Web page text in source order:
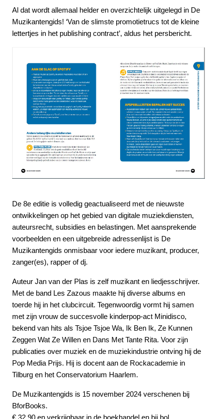
Al dat wordt allemaal helder en overzichtelijk uitgelegd in De
Muzikantengids! ‘Van de slimste promotietrucs tot de kleine
lettertjes in het publishing contract’, aldus het persbericht.
De 8e editie is volledig geactualiseerd met de nieuwste
ontwikkelingen op het gebied van digitale muziekdiensten,
auteursrecht, subsidies en belastingen. Met aansprekende
voorbeelden en een uitgebreide adressenlijst is De
Muzikantengids onmisbaar voor iedere muzikant, producer,
zanger(es), rapper of dj.
Auteur Jan van der Plas is zelf muzikant en liedjesschrijver.
Met de band Les Zazous maakte hij diverse albums en
toerde hij in het clubcircuit. Tegenwoordig vormt hij samen
met zijn vrouw de succesvolle kinderpop-act Minidisco,
bekend van hits als Tsjoe Tsjoe Wa, Ik Ben Ik, Ze Kunnen
Zeggen Wat Ze Willen en Dans Met Tante Rita. Voor zijn
publicaties over muziek en de muziekindustrie ontving hij de
Pop Media Prijs. Hij is docent aan de Rockacademie in
Tilburg en het Conservatorium Haarlem.
De Muzikantengids is 15 november 2024 verschenen bij
BforBooks.